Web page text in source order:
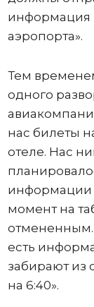
информация
аэропорта».
Тем
одного
нас билеты
отеле. Нас
информации
момент на
отмененным.
есть
забирают из
на 6:40».